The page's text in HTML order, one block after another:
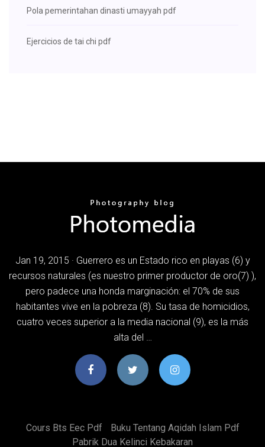
Pola pemerintahan dinasti umayyah pdf
Ejercicios de tai chi pdf
Jan 19, 2015 · Guerrero es un Estado rico en playas (6) y
recursos naturales (es nuestro primer productor de oro(7) ),
pero padece una honda marginación: el 70% de sus
habitantes vive en la pobreza (8). Su tasa de homicidios,
cuatro veces superior a la media nacional (9), es la más
alta del …
Cours Bts Eec Pdf
Buku Tentang Aqidah Islam Pdf
Pabrik Dua Kelinci Kebakaran